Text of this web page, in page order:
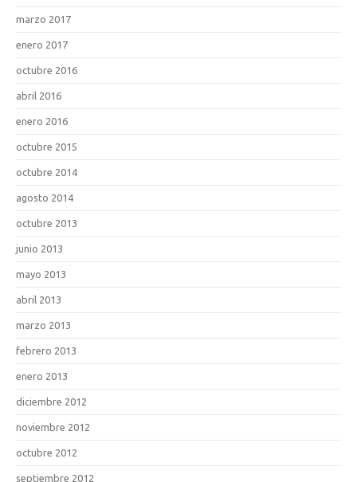
marzo 2017
enero 2017
octubre 2016
abril 2016
enero 2016
octubre 2015
octubre 2014
agosto 2014
octubre 2013
junio 2013
mayo 2013
abril 2013
marzo 2013
febrero 2013
enero 2013
diciembre 2012
noviembre 2012
octubre 2012
septiembre 2012